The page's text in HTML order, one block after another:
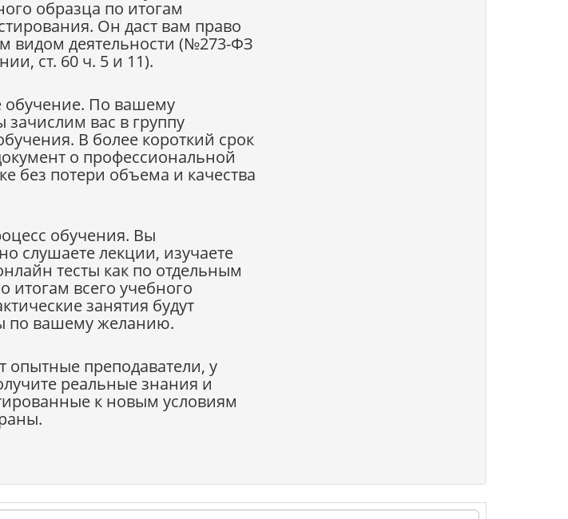
образца по итогам
Он даст вам право
видом деятельности (№273-ФЗ
ст. 60 ч. 5 и 11).
обучение. По вашему
вас в группу
В более короткий срок
о профессиональной
без потери объема и качества
обучения. Вы
слушаете лекции, изучаете
тесты как по отдельным
итогам всего учебного
занятия будут
по вашему желанию.
опытные преподаватели, у
реальные знания и
к новым условиям